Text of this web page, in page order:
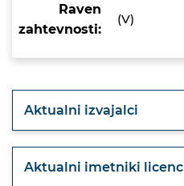
Raven
zahtevnosti:
(V)
Aktualni izvajalci
Aktualni imetniki licenc